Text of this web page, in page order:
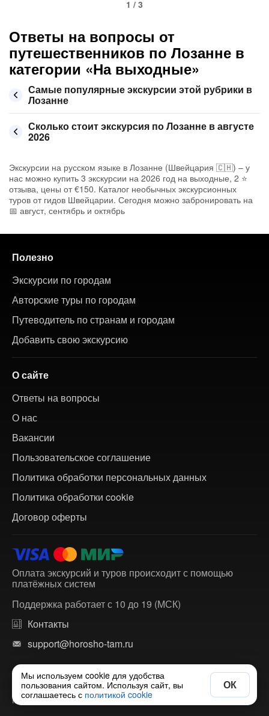
1 / 3
Ответы на вопросы от
путешественников по Лозанне в
категории «На выходные»
Самые популярные экскурсии этой рубрики в
Лозанне
Сколько стоит экскурсия по Лозанне в августе
2026
Экскурсии на русском языке в Лозанне (Швейцария 🇨🇭) – у
нас можно купить 3 экскурсии на 2026 год на выходные, 2 ⭐
отзыва, цены от €150. Каталог необычных экскурсионных
туров от гидов Швейцарии. Сегодня можно забронировать на
📅 август, сентябрь и октябрь
Полезно
Экскурсии по городам
Авторские туры по городам
Путеводитель по странам и городам
Добавить свою экскурсию
О сайте
Ответы на вопросы
О нас
Вакансии
Пользовательское соглашение
Политика обработки персональных данных
Политика обработки cookie
Договор оферты
Оплата экскурсий и туров происходит с помощью
платёжных систем
Поддержка работает с 10 до 19 (МСК)
Контакты
support@horosho-tam.ru
© 2018-2026 ХорошоТам — агрегатор экскурсий и
многодневных туров по России и зарубежью.
Мы используем cookie для удобства
пользования сайтом. Используя сайт, вы
соглашаетесь с политикой cookie
ОК